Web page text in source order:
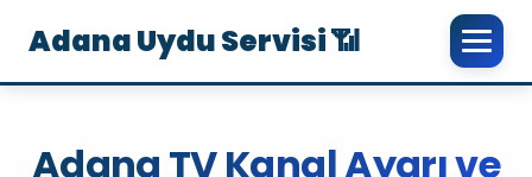
Adana Uydu Servisi 📶
Adana TV Kanal Ayarı ve